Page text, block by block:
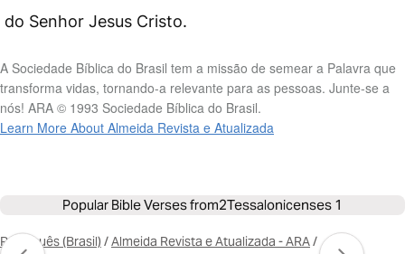
do Senhor Jesus Cristo.
A Sociedade Bíblica do Brasil tem a missão de semear a Palavra que
transforma vidas, tornando-a relevante para as pessoas. Junte-se a
nós! ARA © 1993 Sociedade Bíblica do Brasil.
Learn More About Almeida Revista e Atualizada
Popular Bible Verses from2Tessalonicenses 1
Português (Brasil)/Almeida Revista e Atualizada - ARA/